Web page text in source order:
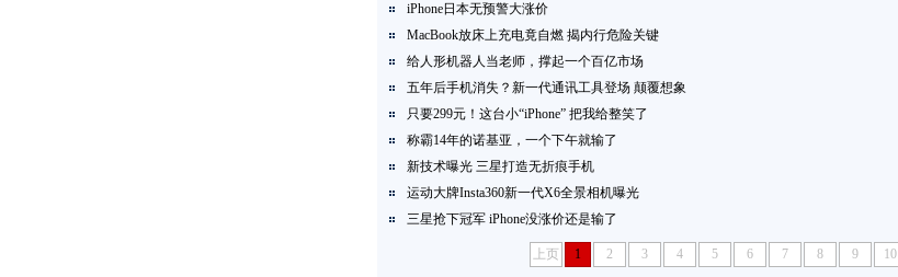
iPhone日本无预警大涨价
MacBook放床上充电竟自燃 揭内行危险关键
给人形机器人当老师，撑起一个百亿市场
五年后手机消失？新一代通讯工具登场 颠覆想象
只要299元！这台小“iPhone” 把我给整笑了
称霸14年的诺基亚，一个下午就输了
新技术曝光 三星打造无折痕手机
运动大牌Insta360新一代X6全景相机曝光
三星抢下冠军 iPhone没涨价还是输了
上页 1 2 3 4 5 6 7 8 9 10